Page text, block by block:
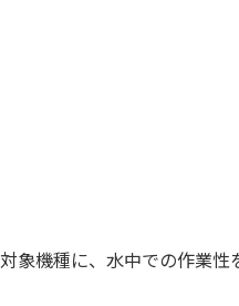
象機種に、水中での作業性